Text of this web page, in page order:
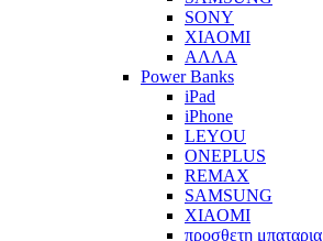
SONY
XIAOMI
ΑΛΛΑ
Power Banks
iPad
iPhone
LEYOU
ONEPLUS
REMAX
SAMSUNG
XIAOMI
προσθετη μπαταρια